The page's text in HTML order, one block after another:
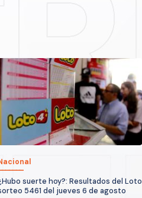
suerte hoy?: Resultados del Loto
5461 del jueves 6 de agosto